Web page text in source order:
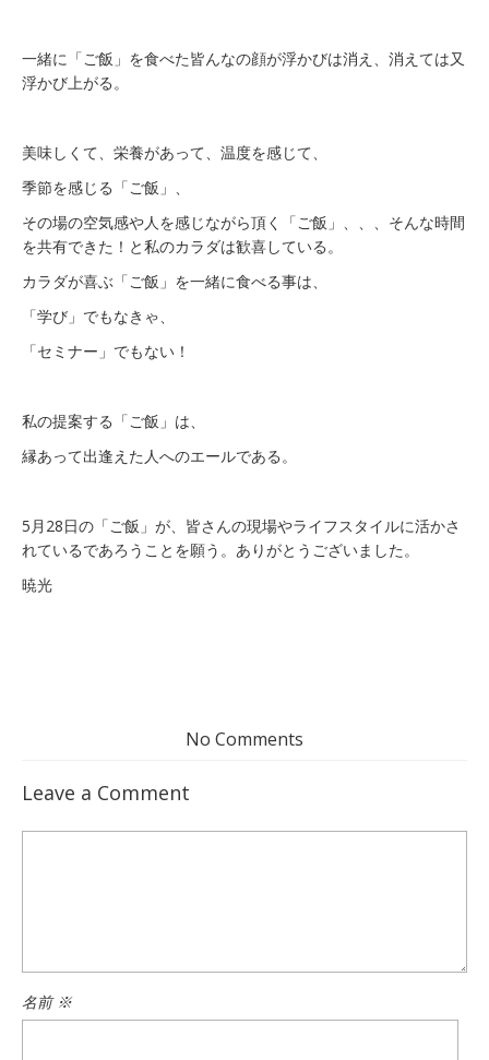
一緒に「ご飯」を食べた皆んなの顔が浮かびは消え、消えては又
浮かび上がる。
美味しくて、栄養があって、温度を感じて、
季節を感じる「ご飯」、
その場の空気感や人を感じながら頂く「ご飯」、、、そんな時間
を共有できた！と私のカラダは歓喜している。
カラダが喜ぶ「ご飯」を一緒に食べる事は、
「学び」でもなきゃ、
「セミナー」でもない！
私の提案する「ご飯」は、
縁あって出逢えた人へのエールである。
5月28日の「ご飯」が、皆さんの現場やライフスタイルに活かさ
れているであろうことを願う。ありがとうございました。
暁光
No Comments
Leave a Comment
名前 ※